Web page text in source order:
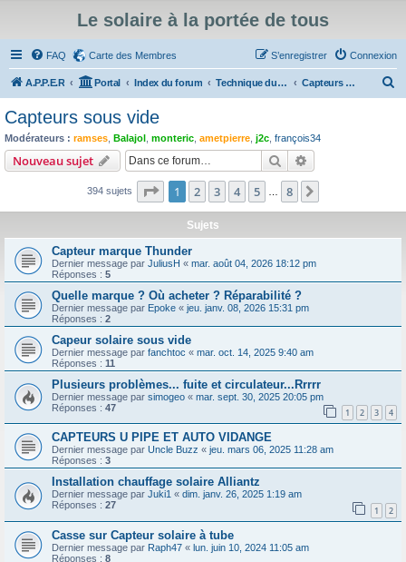
Le solaire à la portée de tous
FAQ Carte des Membres Connexion
S’enregistrer
A.P.P.E.R Portal Index du forum Technique du Solaire Thermique Capteurs sous vide
c
Capteurs sous vide
Modérateurs : ramses Balajol monteric ametpierre j2c françois34
Nouveau sujet Rechercher
394 sujets Page 1sur8
1 2 3 4 5 8
Sujets
Capteur marque Thunder
Dernier message par JuliusH « mar. août 04, 2026 18:12 pm
Réponses : 5
Quelle marque ? Où acheter ? Réparabilité ?
Dernier message par Epoke « jeu. janv. 08, 2026 15:31 pm
Réponses : 2
Capeur solaire sous vide
Dernier message par fanchtoc « mar. oct. 14, 2025 9:40 am
Réponses : 11
Plusieurs problèmes... fuite et circulateur...Rrrrr
Dernier message par simogeo « mar. sept. 30, 2025 20:05 pm
Réponses : 47 1 2 3 4
CAPTEURS U PIPE ET AUTO VIDANGE
Dernier message par Uncle Buzz « jeu. mars 06, 2025 11:28 am
Réponses : 3
Installation chauffage solaire Alliantz
Dernier message par Juki1 « dim. janv. 26, 2025 1:19 am
Réponses : 27 1 2
Casse sur Capteur solaire à tube
Dernier message par Raph47 « lun. juin 10, 2024 11:05 am
Réponses : 8